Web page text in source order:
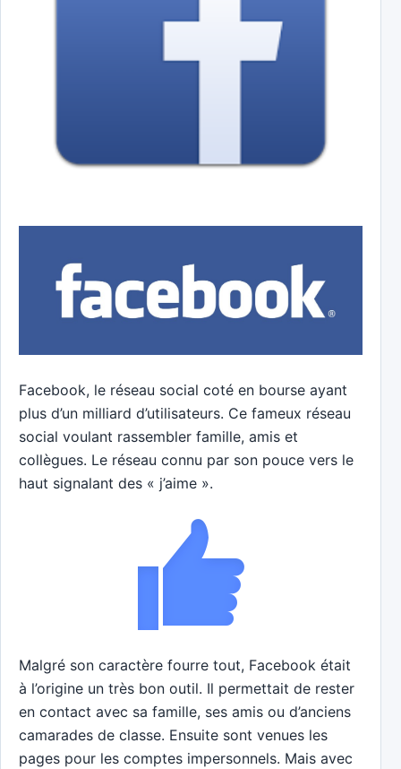
Facebook, le réseau social coté en bourse ayant
plus d’un milliard d’utilisateurs. Ce fameux réseau
social voulant rassembler famille, amis et
collègues. Le réseau connu par son pouce vers le
haut signalant des « j’aime ».
Malgré son caractère fourre tout, Facebook était
à l’origine un très bon outil. Il permettait de rester
en contact avec sa famille, ses amis ou d’anciens
camarades de classe. Ensuite sont venues les
pages pour les comptes impersonnels. Mais avec